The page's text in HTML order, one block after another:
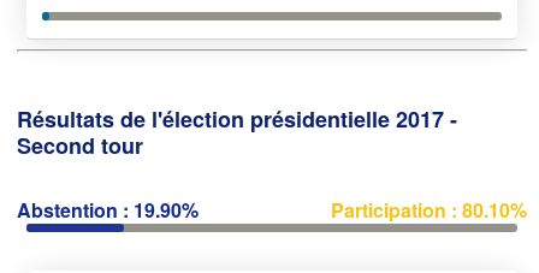
Résultats de l'élection présidentielle 2017 -
Second tour
Abstention : 19.90% Participation : 80.10%